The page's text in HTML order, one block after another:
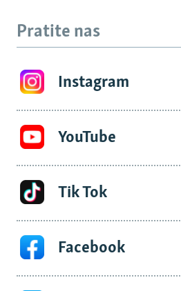
Pratite nas
Instagram
YouTube
Tik Tok
Facebook